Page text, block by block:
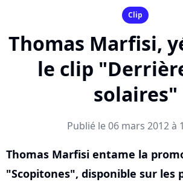
Clip
Thomas Marfisi,
le clip
solaires"
Publié le 06 mars 2012 à
Thomas Marfisi entame la
"Scopitones", disponible sur les